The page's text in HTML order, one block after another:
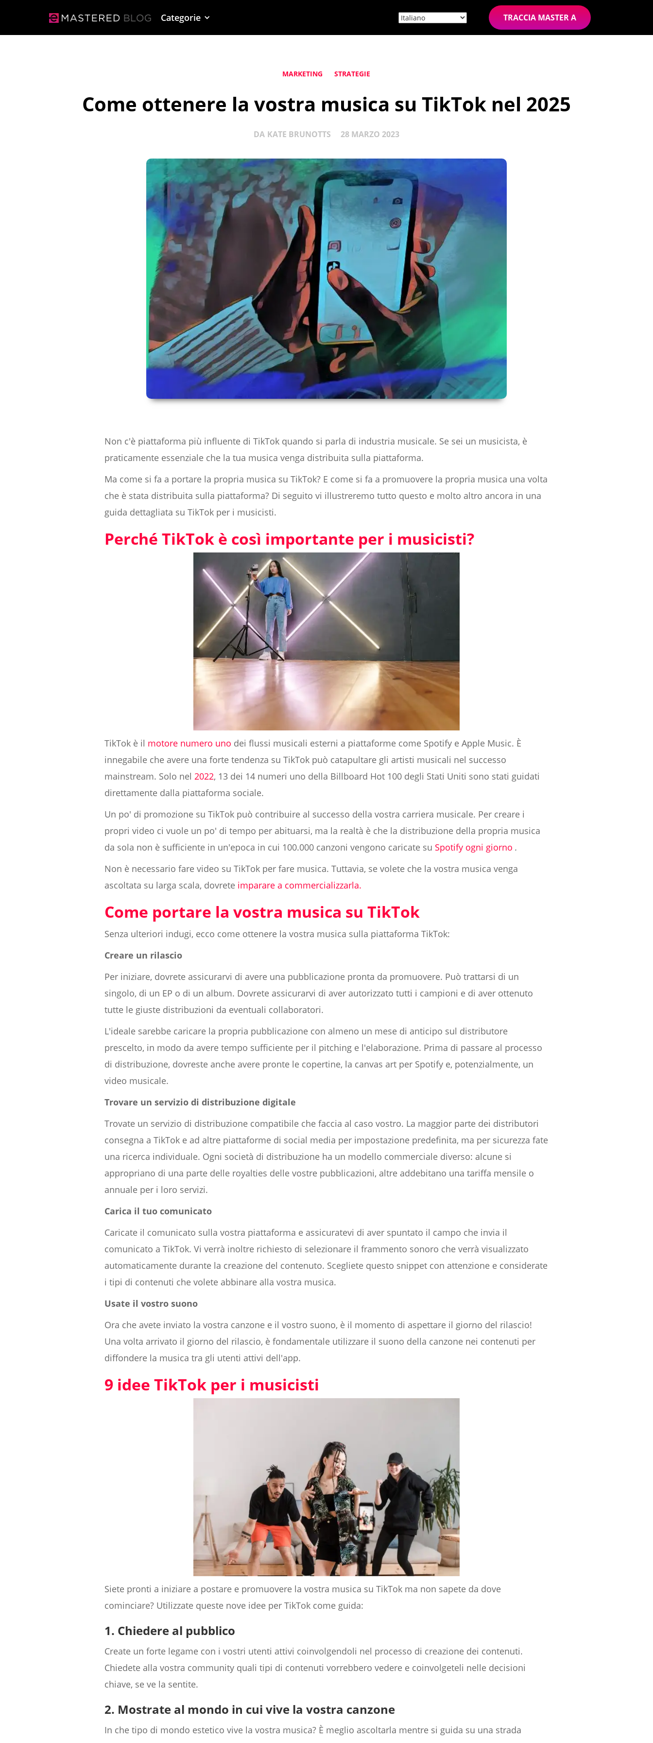
Categorie TRACCIA MASTER A
MARKETING STRATEGIE
Come ottenere la vostra musica su TikTok nel 2025
DA KATE BRUNOTTS 28 MARZO 2023
Non c'è piattaforma più influente di TikTok quando si parla di industria musicale. Se sei un musicista, è
praticamente essenziale che la tua musica venga distribuita sulla piattaforma.
Ma come si fa a portare la propria musica su TikTok? E come si fa a promuovere la propria musica una volta
che è stata distribuita sulla piattaforma? Di seguito vi illustreremo tutto questo e molto altro ancora in una
guida dettagliata su TikTok per i musicisti.
Perché TikTok è così importante per i musicisti?
TikTok è il motore numero uno dei flussi musicali esterni a piattaforme come Spotify e Apple Music. È
innegabile che avere una forte tendenza su TikTok può catapultare gli artisti musicali nel successo
mainstream. Solo nel2022, 13 dei 14 numeri uno della Billboard Hot 100 degli Stati Uniti sono stati guidati
direttamente dalla piattaforma sociale.
Un po' di promozione su TikTok può contribuire al successo della vostra carriera musicale. Per creare i
propri video ci vuole un po' di tempo per abituarsi, ma la realtà è che la distribuzione della propria musica
da sola non è sufficiente in un'epoca in cui 100.000 canzoni vengono caricate su Spotify ogni giorno .
Non è necessario fare video su TikTok per fare musica. Tuttavia, se volete che la vostra musica venga
ascoltata su larga scala, dovrete imparare a commercializzarla.
Come portare la vostra musica su TikTok
Senza ulteriori indugi, ecco come ottenere la vostra musica sulla piattaforma TikTok:
Creare un rilascio
Per iniziare, dovrete assicurarvi di avere una pubblicazione pronta da promuovere. Può trattarsi di un
singolo, di un EP o di un album. Dovrete assicurarvi di aver autorizzato tutti i campioni e di aver ottenuto
tutte le giuste distribuzioni da eventuali collaboratori.
L'ideale sarebbe caricare la propria pubblicazione con almeno un mese di anticipo sul distributore
prescelto, in modo da avere tempo sufficiente per il pitching e l'elaborazione. Prima di passare al processo
di distribuzione, dovreste anche avere pronte le copertine, la canvas art per Spotify e, potenzialmente, un
video musicale.
Trovare un servizio di distribuzione digitale
Trovate un servizio di distribuzione compatibile che faccia al caso vostro. La maggior parte dei distributori
consegna a TikTok e ad altre piattaforme di social media per impostazione predefinita, ma per sicurezza fate
una ricerca individuale. Ogni società di distribuzione ha un modello commerciale diverso: alcune si
appropriano di una parte delle royalties delle vostre pubblicazioni, altre addebitano una tariffa mensile o
annuale per i loro servizi.
Carica il tuo comunicato
Caricate il comunicato sulla vostra piattaforma e assicuratevi di aver spuntato il campo che invia il
comunicato a TikTok. Vi verrà inoltre richiesto di selezionare il frammento sonoro che verrà visualizzato
automaticamente durante la creazione del contenuto. Scegliete questo snippet con attenzione e considerate
i tipi di contenuti che volete abbinare alla vostra musica.
Usate il vostro suono
Ora che avete inviato la vostra canzone e il vostro suono, è il momento di aspettare il giorno del rilascio!
Una volta arrivato il giorno del rilascio, è fondamentale utilizzare il suono della canzone nei contenuti per
diffondere la musica tra gli utenti attivi dell'app.
9 idee TikTok per i musicisti
Siete pronti a iniziare a postare e promuovere la vostra musica su TikTok ma non sapete da dove
cominciare? Utilizzate queste nove idee per TikTok come guida:
1. Chiedere al pubblico
Create un forte legame con i vostri utenti attivi coinvolgendoli nel processo di creazione dei contenuti.
Chiedete alla vostra community quali tipi di contenuti vorrebbero vedere e coinvolgeteli nelle decisioni
chiave, se ve la sentite.
2. Mostrate al mondo in cui vive la vostra canzone
In che tipo di mondo estetico vive la vostra musica? È meglio ascoltarla mentre si guida su una strada